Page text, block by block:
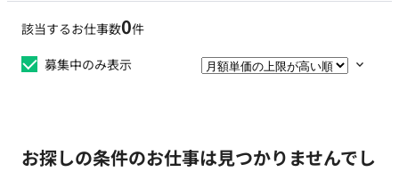
該当するお仕事数0件
募集中のみ表示
お探しの条件のお仕事は見つかりませんでし